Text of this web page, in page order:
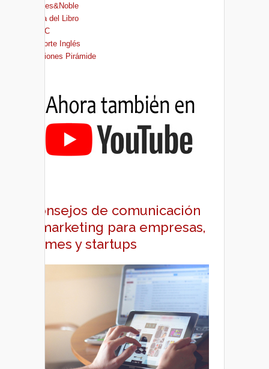
Barnes&Noble
Casa del Libro
FNAC
El Corte Inglés
Ediciones Pirámide
Consejos de comunicación
y marketing para empresas,
pymes y startups